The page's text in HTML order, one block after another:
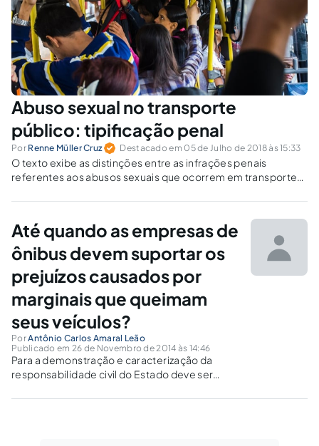
Abuso sexual no transporte
público: tipificação penal
Por Renne Müller Cruz Destacado em 05 de Julho de 2018 às 15:33
O texto exibe as distinções entre as infrações penais
referentes aos abusos sexuais que ocorrem em transportes
discussão sobre o tema.
Até quando as empresas de
ônibus devem suportar os
prejuízos causados por
marginais que queimam
seus veículos?
PorAntônio Carlos Amaral Leão
Publicado em 26 de Novembro de 2014 às 14:46
Para a demonstração e caracterização da
responsabilidade civil do Estado deve ser
danos causados e a conduta das pessoas